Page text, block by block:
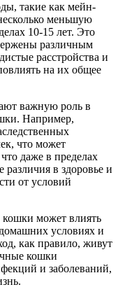
такие как мейн-
меньшую
10-15 лет. Это
различным
расстройства и
на их общее
важную роль в
Например,
что может
даже в пределах
в здоровье и
от условий
кошки может влиять
условиях и
как правило, живут
кошки
и заболеваний,